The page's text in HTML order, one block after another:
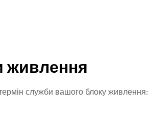
живлення
служби вашого блоку живлення: